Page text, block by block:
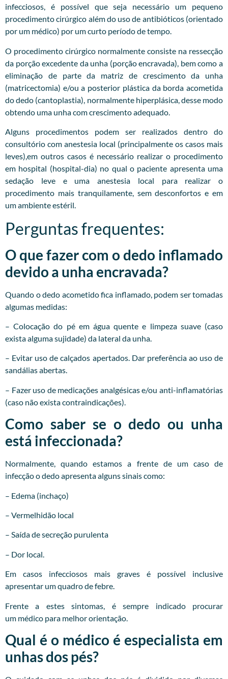
infecciosos, é possível que seja necessário um pequeno
procedimento cirúrgico além do uso de antibióticos (orientado
por um médico) por um curto período de tempo.
O procedimento cirúrgico normalmente consiste na ressecção
da porção excedente da unha (porção encravada), bem como a
eliminação de parte da matriz de crescimento da unha
(matricectomia) e/ou a posterior plástica da borda acometida
do dedo (cantoplastia), normalmente hiperplásica, desse modo
obtendo uma unha com crescimento adequado.
Alguns procedimentos podem ser realizados dentro do
consultório com anestesia local (principalmente os casos mais
leves),em outros casos é necessário realizar o procedimento
em hospital (hospital-dia) no qual o paciente apresenta uma
sedação leve e uma anestesia local para realizar o
procedimento mais tranquilamente, sem desconfortos e em
um ambiente estéril.
Perguntas frequentes:
O que fazer com o dedo inflamado
devido a unha encravada?
Quando o dedo acometido fica inflamado, podem ser tomadas
algumas medidas:
– Colocação do pé em água quente e limpeza suave (caso
exista alguma sujidade) da lateral da unha.
– Evitar uso de calçados apertados. Dar preferência ao uso de
sandálias abertas.
– Fazer uso de medicações analgésicas e/ou anti-inflamatórias
(caso não exista contraindicações).
Como saber se o dedo ou unha
está infeccionada?
Normalmente, quando estamos a frente de um caso de
infecção o dedo apresenta alguns sinais como:
– Edema (inchaço)
– Vermelhidão local
– Saída de secreção purulenta
– Dor local.
Em casos infecciosos mais graves é possível inclusive
apresentar um quadro de febre.
Frente a estes sintomas, é sempre indicado procurar
um médico para melhor orientação.
Qual é o médico é especialista em
unhas dos pés?